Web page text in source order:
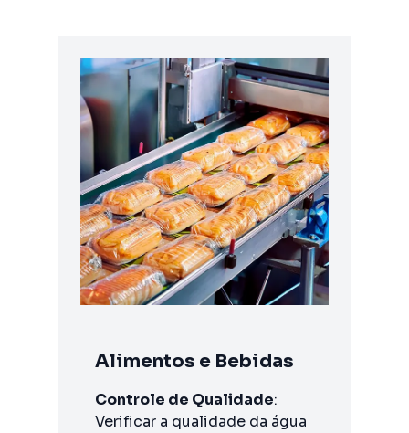
Alimentos e Bebidas
Controle de Qualidade:
Verificar a qualidade da água